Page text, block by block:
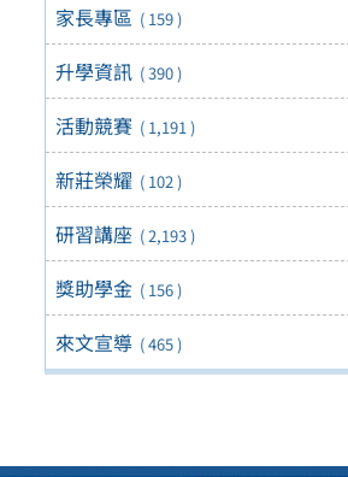
家長專區 ( 159 )
升學資訊 ( 390 )
活動競賽 ( 1,191 )
新莊榮耀 ( 102 )
研習講座 ( 2,193 )
獎助學金 ( 156 )
來文宣導 ( 465 )